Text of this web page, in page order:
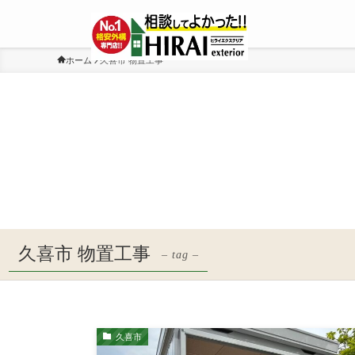
ホーム 久喜市 物置工事
久喜市 物置工事 – tag –
久喜市